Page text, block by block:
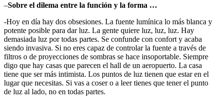
–Sobre el dilema entre la función y la forma …
-Hoy en día hay dos obsesiones. La fuente lumínica lo más blanca y
potente posible para dar luz. La gente quiere luz, luz, luz. Hay
demasiada luz por todas partes. Se confunde con confort y acaba
siendo invasiva. Si no eres capaz de controlar la fuente a través de
filtros o de proyecciones de sombras se hace insoportable. Siempre
digo que hay casas que parecen el hall de un aeropuerto. La casa
tiene que ser más intimista. Los puntos de luz tienen que estar en el
lugar que necesitas. Si vas a coser o a leer tienes que tener el punto
de luz al lado, no en todas partes.